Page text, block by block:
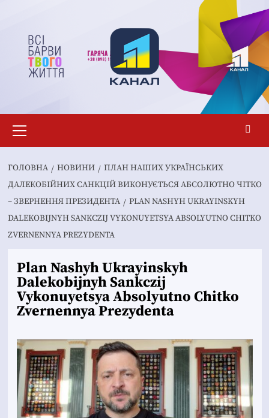
вмісту
меню
ГОЛОВНА НОВИНИ
ПЛАН НАШИХ УКРАЇНСЬКИХ
ДАЛЕКОБІЙНИХ САНКЦІЙ ВИКОНУЄТЬСЯ АБСОЛЮТНО ЧІТКО
– ЗВЕРНЕННЯ ПРЕЗИДЕНТА
PLAN NASHYH UKRAYINSKYH
DALEKOBIJNYH SANKCZIJ VYKONUYETSYA ABSOLYUTNO CHITKO
ZVERNENNYA PREZYDENTA
Plan Nashyh Ukrayinskyh
Dalekobijnyh Sankczij
Vykonuyetsya Absolyutno Chitko
Zvernennya Prezydenta